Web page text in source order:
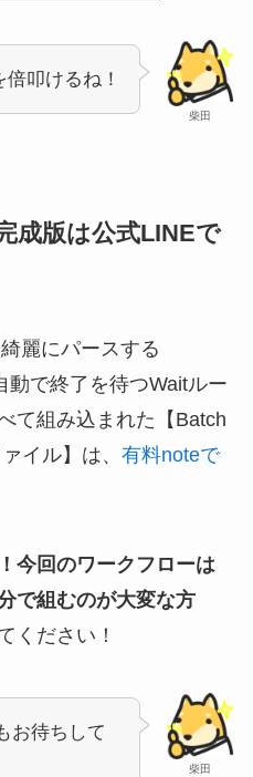
柴田
叩けるね！
成版は公式LINEで
麗にパースする
動で終了を待つWaitルー
て組み込まれた【Batch
イル】は、 有料noteで
今回のワークフローは
で組むのが大変な方
ください！
柴田
お待ちして